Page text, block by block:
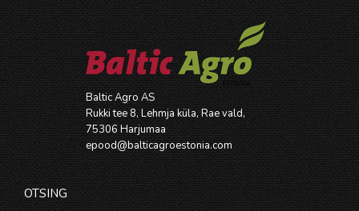
Baltic Agro AS
Rukki tee 8, Lehmja küla, Rae vald,
75306 Harjumaa
epood@balticagroestonia.com
OTSING